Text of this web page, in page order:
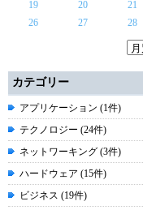
19
20 21
26
27 28
カテゴリー
アプリケーション (1件)
テクノロジー (24件)
ネットワーキング (3件)
ハードウェア (15件)
ビジネス (19件)